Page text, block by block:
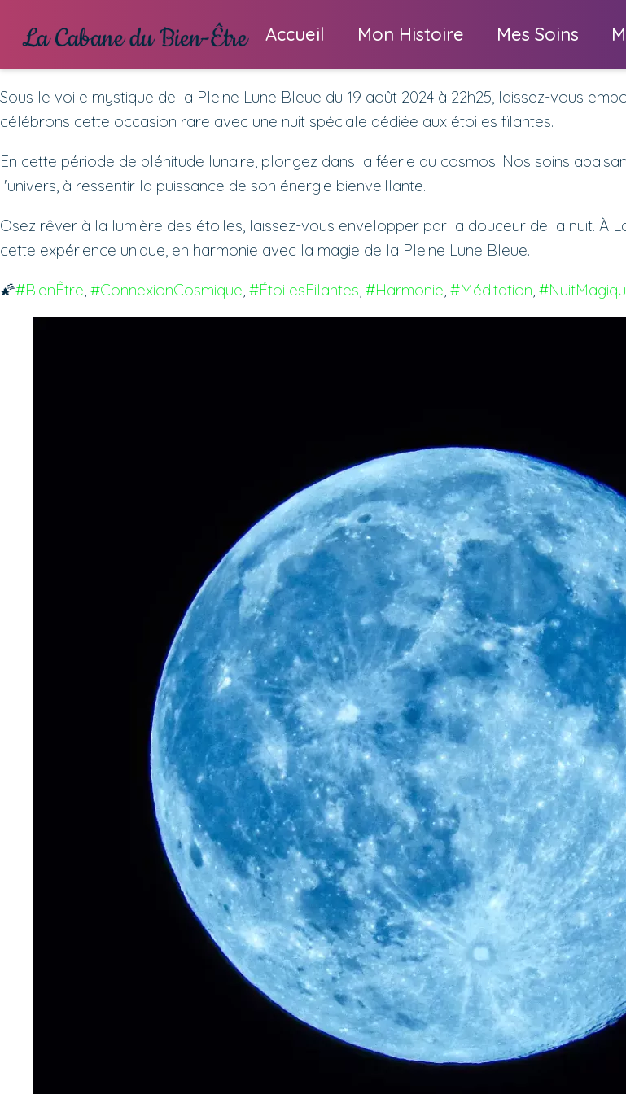
Accueil Mon Histoire Mes Soins
Sous le voile mystique de la Pleine Lune Bleue du 19 août 2024 à 22h25, laissez-vous
célébrons cette occasion rare avec une nuit spéciale dédiée aux étoiles filantes.
En cette période de plénitude lunaire, plongez dans la féerie du cosmos. Nos soins
l'univers, à ressentir la puissance de son énergie bienveillante.
Osez rêver à la lumière des étoiles, laissez-vous envelopper par la douceur de la nuit. À
cette expérience unique, en harmonie avec la magie de la Pleine Lune Bleue.
🌠#BienÊtre, #ConnexionCosmique, #ÉtoilesFilantes, #Harmonie, #Méditation,